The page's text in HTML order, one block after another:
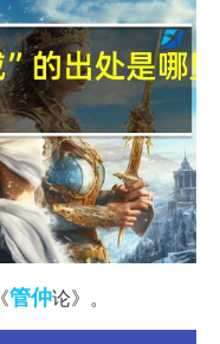
管仲论》。